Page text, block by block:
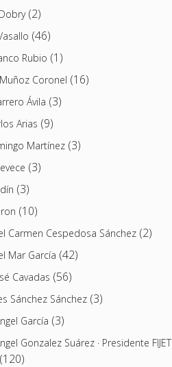
(2)
(46)
Rubio (1)
Coronel (16)
Ávila (3)
Arias (9)
Martínez(3)
(3)
(3)
(10)
Carmen Cespedosa Sánchez(2)
Mar García (42)
Cavadas (56)
Sánchez Sánchez(3)
García (3)
Gonzalez Suárez · Presidente FIJET
(120)